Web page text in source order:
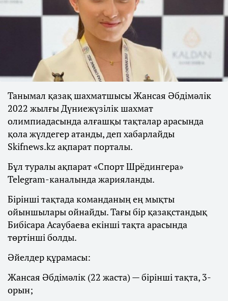
Танымал қазақ шахматшысы Жансая Әбдімәлік
2022 жылғы Дүниежүзілік шахмат
олимпиадасында алғашқы тақталар арасында
қола жүлдегер атанды, деп хабарлайды
Skifnews.kz ақпарат порталы.
Бұл туралы ақпарат «Спорт Шрёдингера»
Telegram-каналында жарияланды.
Бірінші тақтада команданың ең мықты
ойыншылары ойнайды. Тағы бір қазақстандық
Бибісара Асаубаева екінші тақта арасында
төртінші болды.
Әйелдер құрамасы:
Жансая Әбдімәлік (22 жаста) — бірінші тақта, 3-
орын;